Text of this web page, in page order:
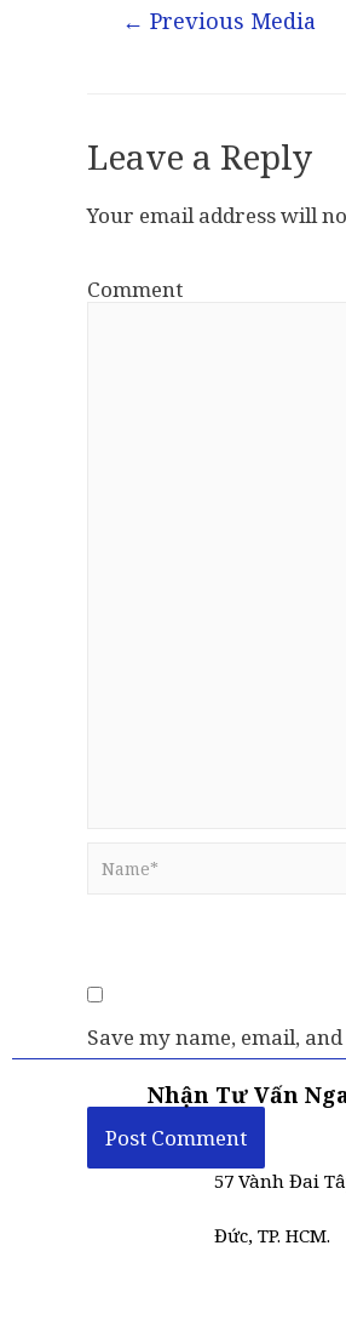
← Previous Media
Leave a Reply
Your email address will
Comment
Save my name, email,
Nhận Tư Vấn
57 Vành Đai
Đức, TP. HCM.